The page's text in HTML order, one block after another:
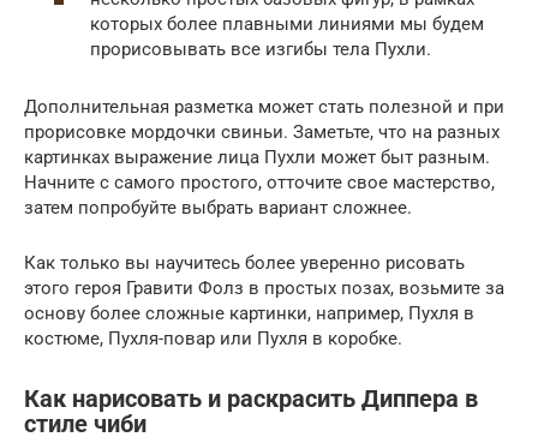
которых более плавными линиями мы будем
прорисовывать все изгибы тела Пухли.
Дополнительная разметка может стать полезной и при
прорисовке мордочки свиньи. Заметьте, что на разных
картинках выражение лица Пухли может быт разным.
Начните с самого простого, отточите свое мастерство,
затем попробуйте выбрать вариант сложнее.
Как только вы научитесь более уверенно рисовать
этого героя Гравити Фолз в простых позах, возьмите за
основу более сложные картинки, например, Пухля в
костюме, Пухля-повар или Пухля в коробке.
Как нарисовать и раскрасить Диппера в
стиле чиби